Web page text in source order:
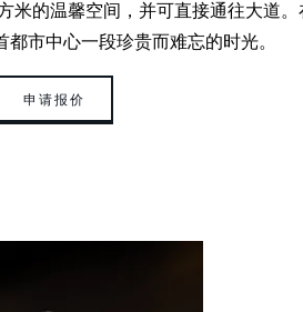
米的温馨空间，并可直接通往大道
市中心一段珍贵而难忘的时光。
申请报价